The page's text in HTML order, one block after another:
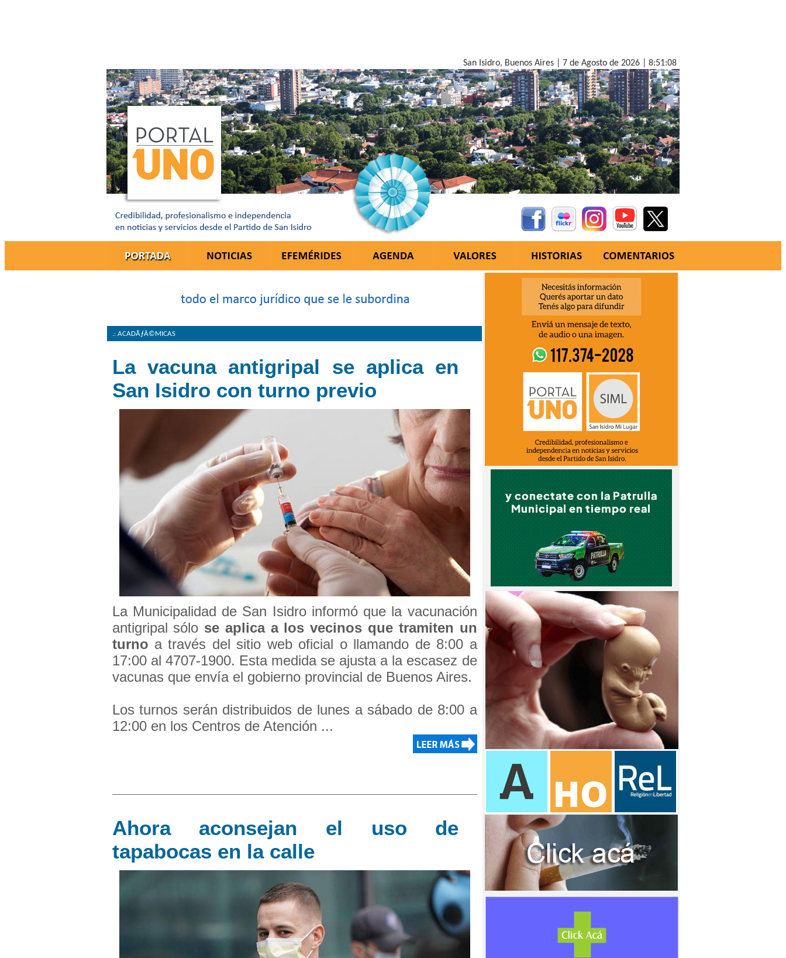
San Isidro, Buenos Aires | 7 de Agosto de 2026 | 8:51:10
.: ACADÃƒÂ©MICAS
La vacuna antigripal se aplica en
San Isidro con turno previo
La Municipalidad de San Isidro informó que la vacunación
antigripal sólo se aplica a los vecinos que tramiten un
turno a través del sitio web oficial o llamando de 8:00 a
17:00 al 4707-1900. Esta medida se ajusta a la escasez de
vacunas que envía el gobierno provincial de Buenos Aires.
Los turnos serán distribuidos de lunes a sábado de 8:00 a
12:00 en los Centros de Atención ...
Ahora aconsejan el uso de
tapabocas en la calle